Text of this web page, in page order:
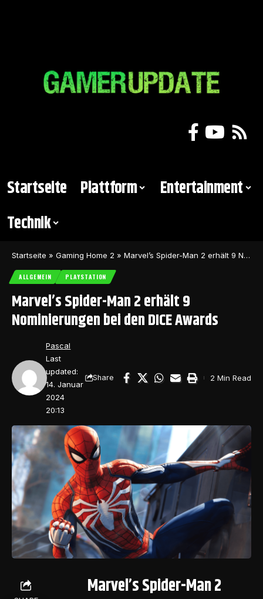
Startseite Plattform
Entertainment
Technik
Startseite » Gaming Home 2 » Marvel’s Spider-Man 2 erhält 9 Nominierungen bei den DICE Awards
ALLGEMEIN PLAYSTATION
Marvel’s Spider-Man 2 erhält 9
Nominierungen bei den DICE Awards
Last
updated:
14. Januar
2024
20:13
Pascal
Share 2 Min Read
Marvel’s Spider-Man 2